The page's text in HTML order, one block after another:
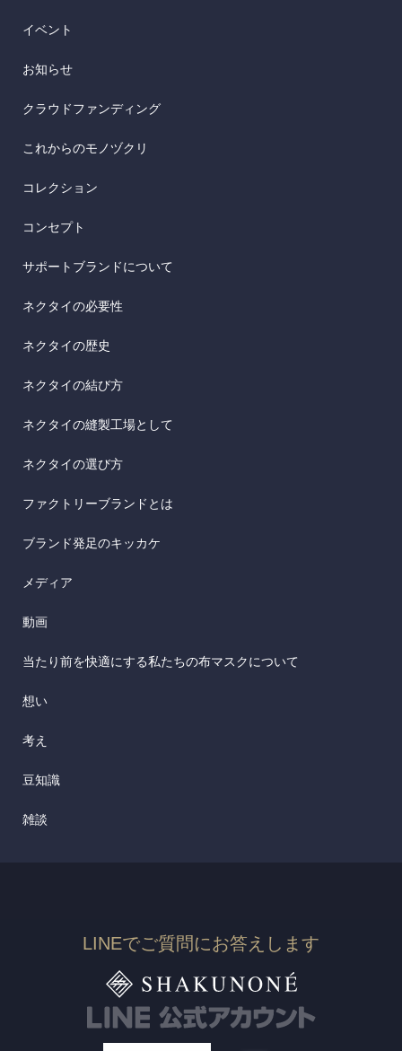
イベント
お知らせ
クラウドファンディング
これからのモノヅクリ
コレクション
コンセプト
サポートブランドについて
ネクタイの必要性
ネクタイの歴史
ネクタイの結び方
ネクタイの縫製工場として
ネクタイの選び方
ファクトリーブランドとは
ブランド発足のキッカケ
メディア
動画
当たり前を快適にする私たちの布マスクについて
想い
考え
豆知識
雑談
LINEでご質問にお答えします